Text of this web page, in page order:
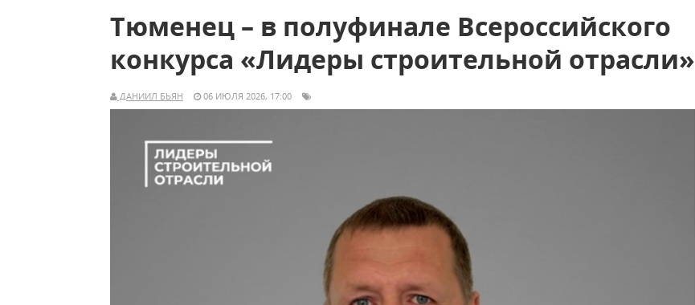
Тюменец – в полуфинале Всероссийского
конкурса «Лидеры строительной отрасли»
ДАНИИЛ БЬЯН 06 ИЮЛЯ 2026, 17:00